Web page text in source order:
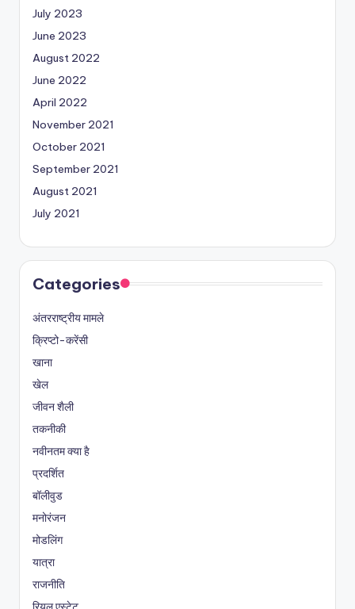
July 2023
June 2023
August 2022
June 2022
April 2022
November 2021
October 2021
September 2021
August 2021
July 2021
Categories
अंतरराष्ट्रीय मामले
क्रिप्टो-करेंसी
खाना
खेल
जीवन शैली
तकनीकी
नवीनतम क्या है
प्रदर्शित
बॉलीवुड
मनोरंजन
मोडलिंग
यात्रा
राजनीति